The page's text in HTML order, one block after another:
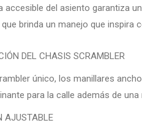
accesible del asiento garantiza
brinda un manejo que inspira
DEL CHASIS SCRAMBLER
único, los manillares
para la calle además de
AJUSTABLE